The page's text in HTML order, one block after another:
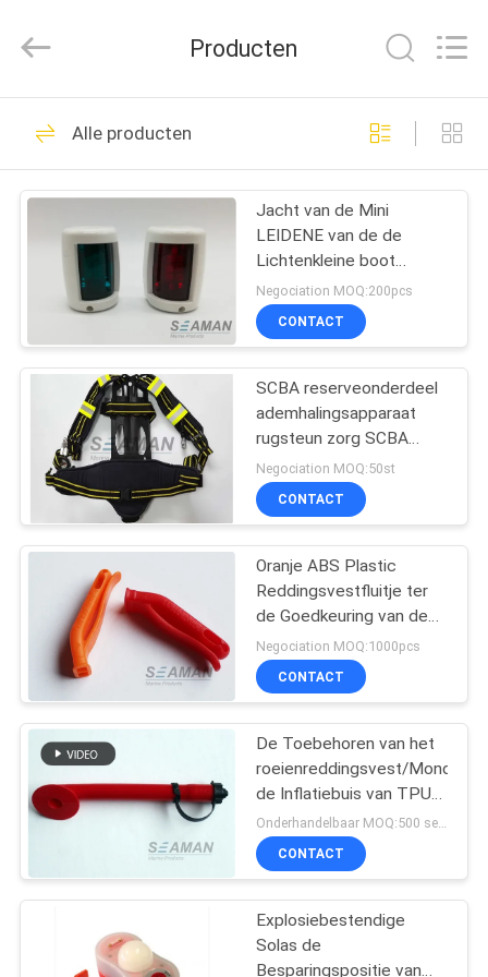
HUIS
PRODUCTEN
VIDEOS
ONGEVEER
ONS
FABRIEKSREIS
KWALITEITSCONTROLE
COMPANY
NEWS
SITEMAP
PRIVACY
POLICY
Co.,Ltd..
Marien
Reddingsvest
34
Reddingsvestlicht
24
27
Aërobe Apparaten
31
Producten
Alle producten
Jacht van de Mini
LEIDENE van de de
Lichtenkleine boot
Bootnavigatie het Signaal
Licht Warm Wit
Negociation MOQ:200pcs
CONTACT
SCBA reserveonderdeel
ademhalingsapparaat
rugsteun zorg SCBA
harnas assemblage
Negociation MOQ:50st
CONTACT
Oranje ABS Plastic
Reddingsvestfluitje ter
de Goedkeuring van de
Reddingsoverleving ISO
Negociation MOQ:1000pcs
CONTACT
De Toebehoren van het
roeienreddingsvest/
de Inflatiebuis van TPU
met de Druk van GLB &
van de Binnenkant -
gevoelige Klep
Onderhandelbaar MOQ:500 sets
CONTACT
Explosiebestendige
Solas de
Besparingspositie van